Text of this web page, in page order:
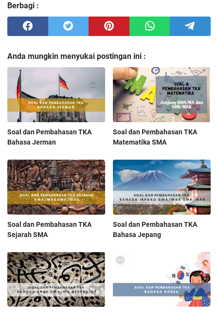
Berbagi :
Anda mungkin menyukai postingan ini :
Soal dan Pembahasan TKA
Bahasa Jerman
Soal dan Pembahasan TKA
Matematika SMA
Soal dan Pembahasan TKA
Sejarah SMA
Soal dan Pembahasan TKA
Bahasa Jepang